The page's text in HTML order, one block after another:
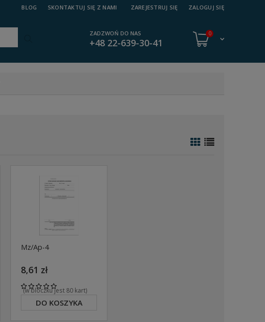
ZAREJESTRUJ SIĘ ZALOGUJ SIĘ
BLOG SKONTAKTUJ SIĘ Z NAMI
ZADZWOŃ DO NAS
+48 22-639-30-41
0
Mz/Ap-4
8,61 zł
(w bloczku jest 80 kart)
DO KOSZYKA